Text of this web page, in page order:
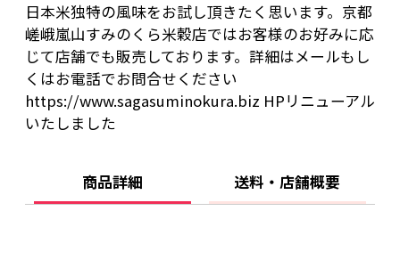
日本米独特の風味をお試し頂きたく思います。京都
嵯峨嵐山すみのくら米穀店ではお客様のお好みに応
じて店舗でも販売しております。詳細はメールもし
くはお電話でお問合せください
https://www.sagasuminokura.biz HPリニューアル
いたしました
商品詳細 送料・店舗概要